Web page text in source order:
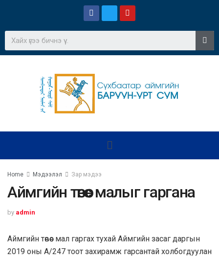
Home Мэдээлэл Зар мэдээ
Аймгийн төвөөс малыг гаргана
by admin
Аймгийн төвөөс мал гаргах тухай Аймгийн засаг даргын
2019 оны А/247 тоот захирамж гарсантай холбогдуулан